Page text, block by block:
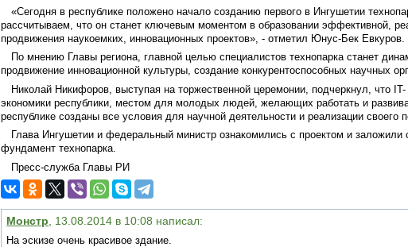
«Сегодня в республике положено начало созданию первого в Ингушетии
рассчитываем, что он станет ключевым моментом в образовании эффективной,
продвижения наукоемких, инновационных проектов», - отметил Юнус-Бек Евкуров.
По мнению Главы региона, главной целью специалистов технопарка станет
продвижение инновационной культуры, создание конкурентоспособных научных
Николай Никифоров, выступая на торжественной церемонии, подчеркнул, что
экономики республики, местом для молодых людей, желающих работать и
республике созданы все условия для научной деятельности и реализации своего
Глава Ингушетии и федеральный министр ознакомились с проектом и
фундамент технопарка.
Пресс-служба Главы РИ
Монстр , 13.08.2014 в 10:08 написал:
На эскизе очень красивое здание.